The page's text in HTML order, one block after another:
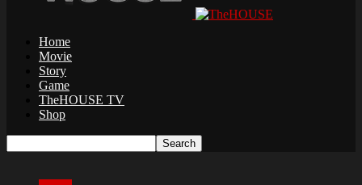
Home
Movie
Story
Game
TheHOUSE TV
Shop